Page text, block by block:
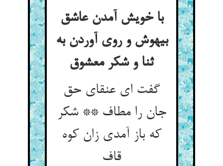
با خویش آمدن عاشق
بیهوش و روی آوردن به
ثنا و شکر معشوق
گفت ای عنقای حق
جان را مطاف ** شکر
که باز آمدی زان کوه
قاف